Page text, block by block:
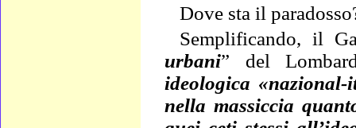
Dove sta il
Semplificando, il
urbani” del
ideologica
nella massiccia